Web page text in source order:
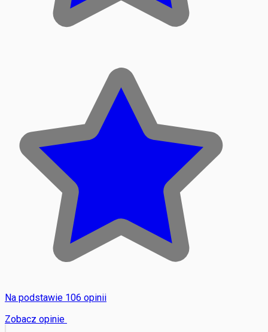
Na podstawie 106 opinii
Zobacz opinie